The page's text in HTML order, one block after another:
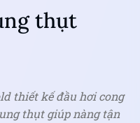
thụt
thiết kế đầu hơi cong
thụt giúp nàng tận